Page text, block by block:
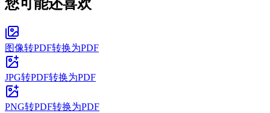
您可能还喜欢
图像转PDF转换为PDF
JPG转PDF转换为PDF
PNG转PDF转换为PDF